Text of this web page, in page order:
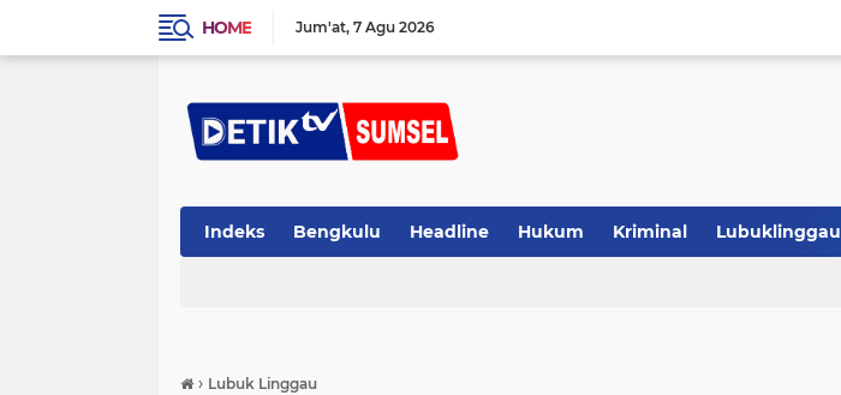
HOME Jum'at 7 Agu 2026
Indeks Bengkulu Headline Hukum Kriminal Lubuklinggau
› Lubuk Linggau